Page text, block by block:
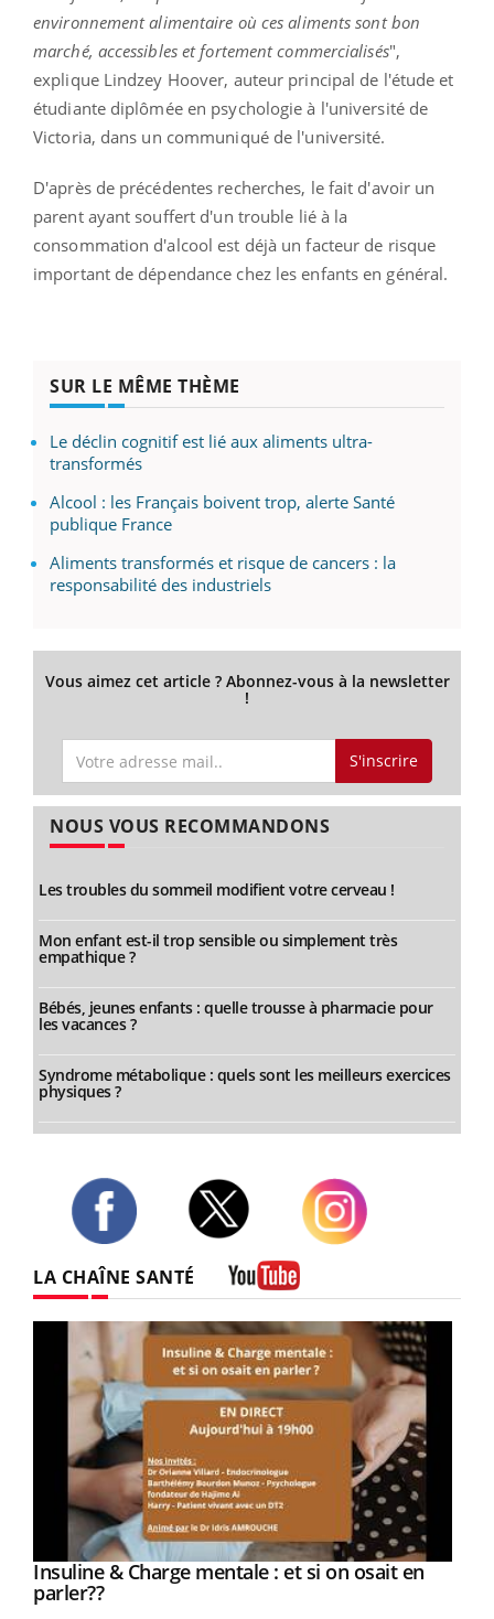
environnement alimentaire où ces aliments sont bon
marché, accessibles et fortement commercialisés",
explique Lindzey Hoover, auteur principal de l'étude et
étudiante diplômée en psychologie à l'université de
Victoria, dans un communiqué de l'université.
D'après de précédentes recherches, le fait d'avoir un
parent ayant souffert d'un trouble lié à la
consommation d'alcool est déjà un facteur de risque
important de dépendance chez les enfants en général.
SUR LE MÊME THÈME
Le déclin cognitif est lié aux aliments ultra-
transformés
Alcool : les Français boivent trop, alerte Santé
publique France
Aliments transformés et risque de cancers : la
responsabilité des industriels
Vous aimez cet article ? Abonnez-vous à la newsletter
!
S'inscrire
NOUS VOUS RECOMMANDONS
Les troubles du sommeil modifient votre cerveau !
Mon enfant est-il trop sensible ou simplement très
empathique ?
Bébés, jeunes enfants : quelle trousse à pharmacie pour
les vacances ?
Syndrome métabolique : quels sont les meilleurs exercices
physiques ?
LA CHAÎNE SANTÉ
Youtube
Insuline & Charge mentale : et si on osait en
parler??Youtube